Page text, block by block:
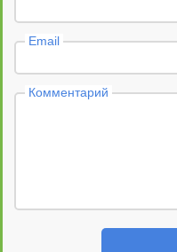
Email
Комментарий